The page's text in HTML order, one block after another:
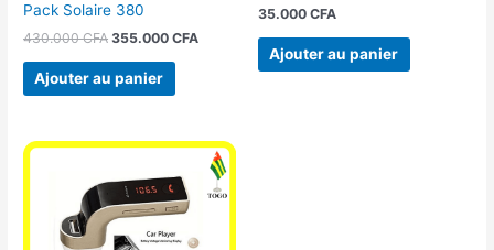
Pack Solaire 380
430.000CFA 355.000CFA
Ajouter au panier
35.000 CFA
Ajouter au panier